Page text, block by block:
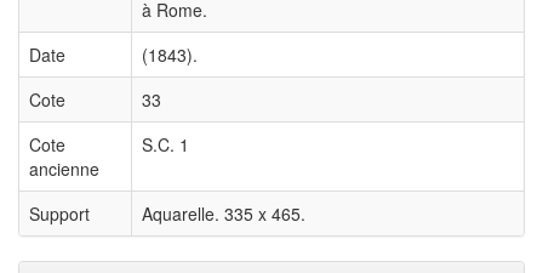
à Rome.
Date
(1843).
Cote
33
Cote
ancienne
S.C. 1
Support Aquarelle. 335 x 465.